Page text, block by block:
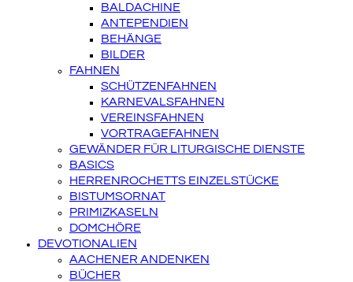
BALDACHINE
ANTEPENDIEN
BEHÄNGE
BILDER
FAHNEN
SCHÜTZENFAHNEN
KARNEVALSFAHNEN
VEREINSFAHNEN
VORTRAGEFAHNEN
GEWÄNDER FÜR LITURGISCHE DIENSTE
BASICS
HERRENROCHETTS EINZELSTÜCKE
BISTUMSORNAT
PRIMIZKASELN
DOMCHÖRE
DEVOTIONALIEN
AACHENER ANDENKEN
BÜCHER